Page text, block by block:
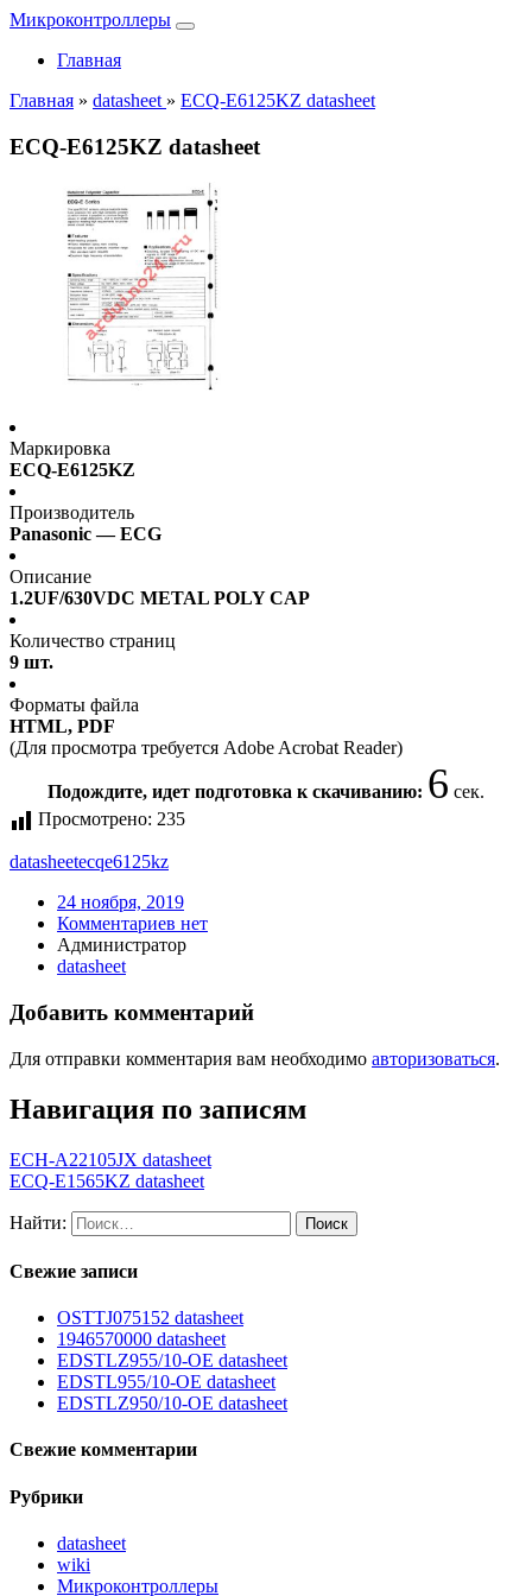
Микроконтроллеры
Главная
Главная » datasheet » ECQ-E6125KZ datasheet
ECQ-E6125KZ datasheet
Маркировка
ECQ-E6125KZ
Производитель
Panasonic — ECG
Описание
1.2UF/630VDC METAL POLY CAP
Количество страниц
9 шт.
Форматы файла
HTML, PDF
(Для просмотра требуется Adobe Acrobat Reader)
Подождите, идет подготовка к скачиванию: 6 сек.
Просмотрено: 235
datasheetecqe6125kz
24 ноября, 2019
Комментариев нет
Администратор
datasheet
Добавить комментарий
Для отправки комментария вам необходимо авторизоваться.
Навигация по записям
ECH-A22105JX datasheet
ECQ-E1565KZ datasheet
Найти:
Свежие записи
OSTTJ075152 datasheet
1946570000 datasheet
EDSTLZ955/10-OE datasheet
EDSTL955/10-OE datasheet
EDSTLZ950/10-OE datasheet
Свежие комментарии
Рубрики
datasheet
wiki
Микроконтроллеры